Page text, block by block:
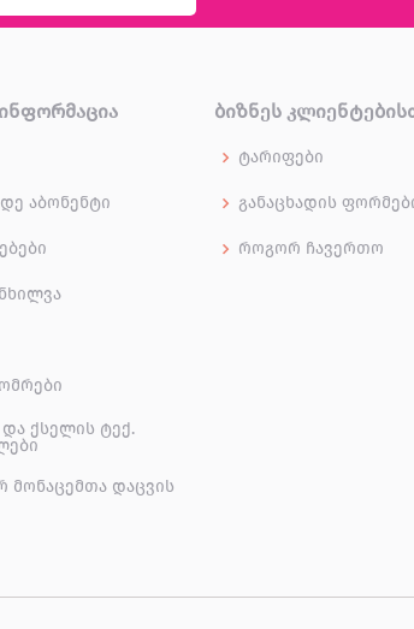
აბონენტი
ქსელის ტექ.
მონაცემთა დაცვის
ᲑᲘᲖᲜᲔᲡ
ტარიფები
განაცხადის
როგორ ჩავერთო